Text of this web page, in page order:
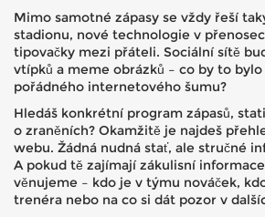
Mimo samotné zápasy se vždy řeší
stadionu, nové technologie v
tipovačky mezi přáteli. Sociální sítě
vtípků a meme obrázků – co by to
pořádného internetového šumu?
Hledáš konkrétní program zápasů,
o zraněních? Okamžitě je najdeš
webu. Žádná nudná stať, ale stručné
A pokud tě zajímají zákulisní
věnujeme – kdo je v týmu nováček,
trenéra nebo na co si dát pozor v